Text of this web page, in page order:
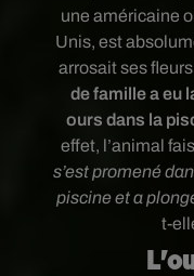
une américaine
Unis, est
arrosait ses
de famille a eu
ours dans la
effet, l’animal
s’est promené
piscine et a
t-